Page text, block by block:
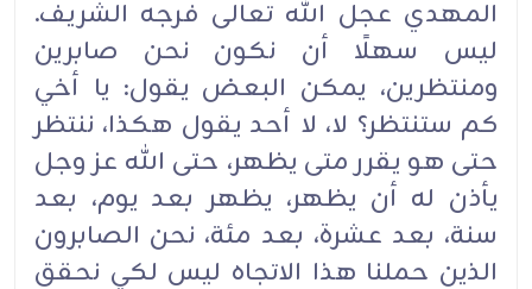
المهدي عجل الله تعالى فرجه الشريف.
ليس سهلًا أن نكون نحن صابرين
ومنتظرين، يمكن البعض يقول: يا أخي
كم ستنتظر؟ لا، لا أحد يقول هكذا، ننتظر
حتى هو يقرر متى يظهر، حتى الله عز وجل
يأذن له أن يظهر، يظهر بعد يوم، بعد
سنة، بعد عشرة، بعد مئة، نحن الصابرون
الذين حملنا هذا الاتجاه ليس لكي نحقق